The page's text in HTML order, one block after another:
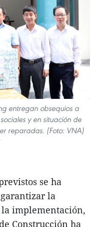
entregan obsequios a
y en situación de
reparadas. (Foto: VNA)
se ha
la
implementación,
Construcción ha